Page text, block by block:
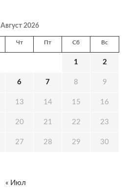
Август 2026
Чт Пт Сб Вс
1 2
6 7 8 9
13 14 15 16
20 21 22 23
27 28 29 30
« Июл